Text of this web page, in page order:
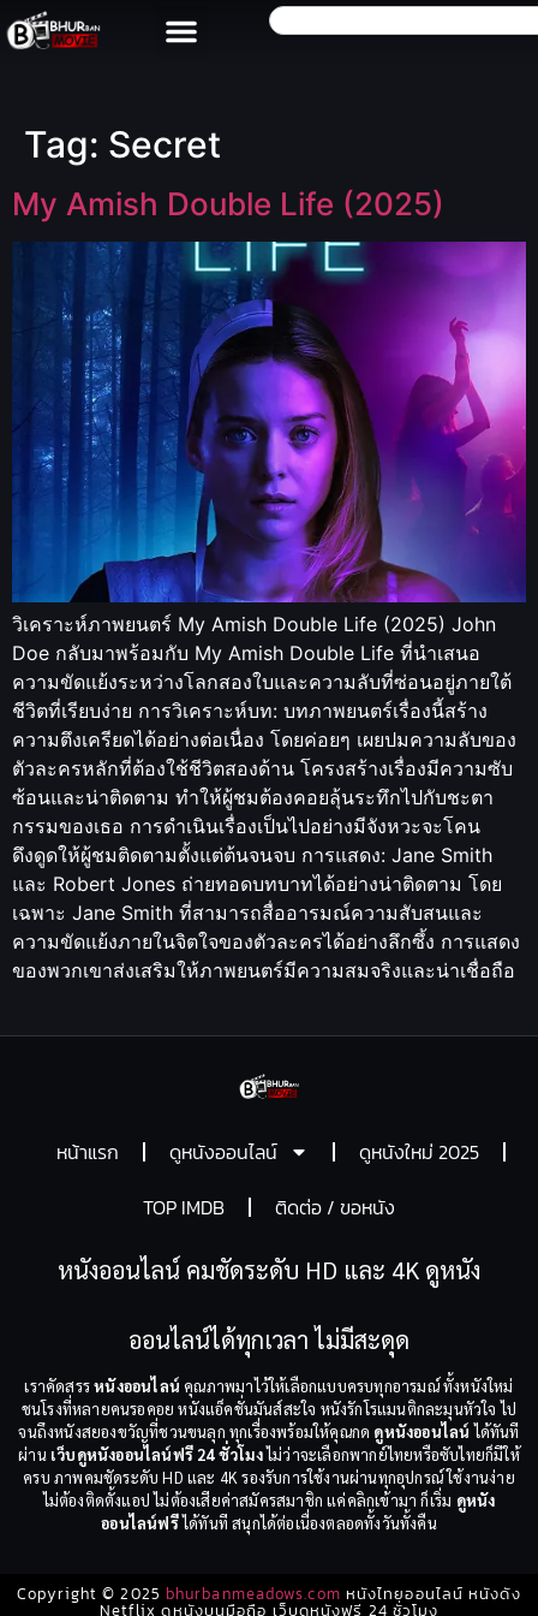
Tag: Secret
My Amish Double Life (2025)
วิเคราะห์ภาพยนตร์ My Amish Double Life (2025) John
Doe กลับมาพร้อมกับ My Amish Double Life ที่นำเสนอ
ความขัดแย้งระหว่างโลกสองใบและความลับที่ซ่อนอยู่ภายใต้
ชีวิตที่เรียบง่าย การวิเคราะห์บท: บทภาพยนตร์เรื่องนี้สร้าง
ความตึงเครียดได้อย่างต่อเนื่อง โดยค่อยๆ เผยปมความลับของ
ตัวละครหลักที่ต้องใช้ชีวิตสองด้าน โครงสร้างเรื่องมีความซับ
ซ้อนและน่าติดตาม ทำให้ผู้ชมต้องคอยลุ้นระทึกไปกับชะตา
กรรมของเธอ การดำเนินเรื่องเป็นไปอย่างมีจังหวะจะโคน
ดึงดูดให้ผู้ชมติดตามตั้งแต่ต้นจนจบ การแสดง: Jane Smith
และ Robert Jones ถ่ายทอดบทบาทได้อย่างน่าติดตาม โดย
เฉพาะ Jane Smith ที่สามารถสื่ออารมณ์ความสับสนและ
ความขัดแย้งภายในจิตใจของตัวละครได้อย่างลึกซึ้ง การแสดง
ของพวกเขาส่งเสริมให้ภาพยนตร์มีความสมจริงและน่าเชื่อถือ
หน้าแรก ดูหนังออนไลน์
ดูหนังใหม่ 2025
TOP IMDB
ติดต่อ / ขอหนัง
หนังออนไลน์ คมชัดระดับ HD และ 4K ดูหนัง
ออนไลน์ได้ทุกเวลา ไม่มีสะดุด
เราคัดสรรหนังออนไลน์ คุณภาพมาไว้ให้เลือกแบบครบทุกอารมณ์ ทั้งหนังใหม่
ชนโรงที่หลายคนรอคอย หนังแอ็คชั่นมันส์สะใจ หนังรักโรแมนติกละมุนหัวใจ ไป
จนถึงหนังสยองขวัญที่ชวนขนลุก ทุกเรื่องพร้อมให้คุณกด ดูหนังออนไลน์ ได้ทันที
ผ่าน เว็บดูหนังออนไลน์ฟรี 24 ชั่วโมงไม่ว่าจะเลือกพากย์ไทยหรือซับไทยก็มีให้
ครบ ภาพคมชัดระดับ HD และ 4K รองรับการใช้งานผ่านทุกอุปกรณ์ ใช้งานง่าย
ไม่ต้องติดตั้งแอป ไม่ต้องเสียค่าสมัครสมาชิก แค่คลิกเข้ามา ก็เริ่ม ดูหนัง
ออนไลน์ฟรีได้ทันที สนุกได้ต่อเนื่องตลอดทั้งวันทั้งคืน
Copyright © 2025 bhurbanmeadows.com หนังไทยออนไลน์ หนังดัง
Netflix ดูหนังบนมือถือ เว็บดูหนังฟรี 24 ชั่วโมง